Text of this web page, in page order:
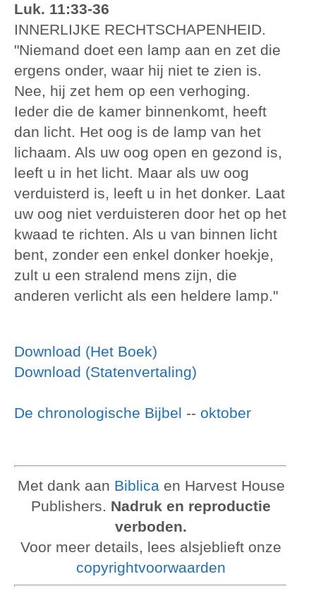
Luk. 11:33-36
INNERLIJKE RECHTSCHAPENHEID.
"Niemand doet een lamp aan en zet die
ergens onder, waar hij niet te zien is.
Nee, hij zet hem op een verhoging.
Ieder die de kamer binnenkomt, heeft
dan licht. Het oog is de lamp van het
lichaam. Als uw oog open en gezond is,
leeft u in het licht. Maar als uw oog
verduisterd is, leeft u in het donker. Laat
uw oog niet verduisteren door het op het
kwaad te richten. Als u van binnen licht
bent, zonder een enkel donker hoekje,
zult u een stralend mens zijn, die
anderen verlicht als een heldere lamp."
Download (Het Boek)
Download (Statenvertaling)
De chronologische Bijbel -- oktober
Met dank aan Biblicaen Harvest House
Publishers. Nadruk en reproductie
verboden.
Voor meer details, lees alsjeblieft onze
copyrightvoorwaarden